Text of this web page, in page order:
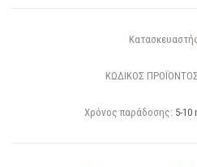
ΚΩΔΙΚΟΣ
Χρόνος παράδοσης: 5-10